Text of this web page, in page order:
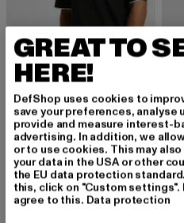
URBAN CLASSICS
Contrast Tall Tee
12,74 EUR
Derzeitiger Preis: 12,74 EUR
14,99 EURAktionspreis:
GREAT TO
HERE!
DefShop uses cookies to
save your preferences, analyse
provide and measure interest-
advertising. In addition, we
or to use cookies. This may
your data in the USA or other
the EU data protection
this, click on "Custom settings".
agree to this. Data protection